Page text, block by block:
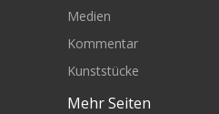
Medien
Kommentar
Kunststücke
Mehr Seiten